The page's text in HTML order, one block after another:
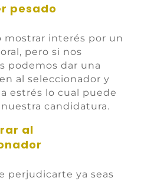
pesado
mostrar interés por un
pero si nos
podemos dar una
al seleccionador y
estrés lo cual puede
candidatura.
al
perjudicarte ya seas